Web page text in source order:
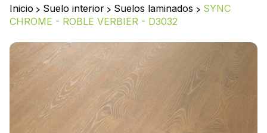
Inicio > Suelo interior > Suelos laminados > SYNC
CHROME - ROBLE VERBIER - D3032